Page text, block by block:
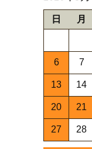
日 月
6 7
13 14
20 21
27 28